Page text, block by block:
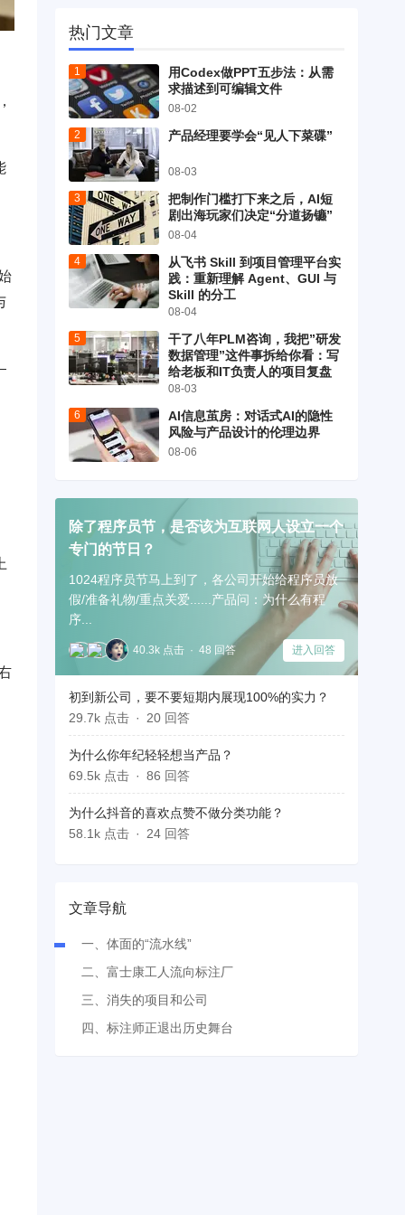
热门文章
用Codex做PPT五步法：从需
求描述到可编辑文件
08-02
产品经理要学会“见人下菜碟”
08-03
把制作门槛打下来之后，AI短
剧出海玩家们决定“分道扬镳”
08-04
从飞书 Skill 到项目管理平台实
践：重新理解 Agent、GUI 与
Skill 的分工
08-04
干了八年PLM咨询，我把”研发
数据管理”这件事拆给你看：写
给老板和IT负责人的项目复盘
08-03
AI信息茧房：对话式AI的隐性
风险与产品设计的伦理边界
08-06
除了程序员节，是否该为互联网人设立一个
专门的节日？
1024程序员节马上到了，各公司开始给程序员放
假/准备礼物/重点关爱......产品问：为什么有程
序...
40.3k 点击 48 回答 进入回答
初到新公司，要不要短期内展现100%的实力？
29.7k 点击
20 回答
为什么你年纪轻轻想当产品？
69.5k 点击
86 回答
为什么抖音的喜欢点赞不做分类功能？
58.1k 点击
24 回答
文章导航
一、体面的“流水线”
二、富士康工人流向标注厂
三、消失的项目和公司
四、标注师正退出历史舞台